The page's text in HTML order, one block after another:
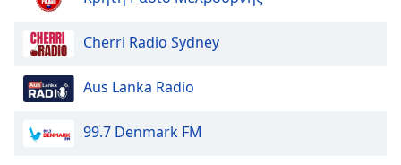
Opacity
Background
Color
Cherri Radio Sydney
Aus Lanka Radio
99.7 Denmark FM